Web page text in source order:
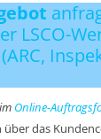
LSCO-
Online-
das